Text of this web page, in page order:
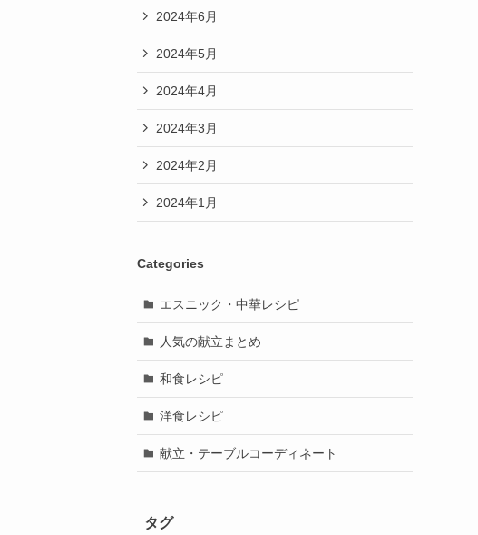
2024年6月
2024年5月
2024年4月
2024年3月
2024年2月
2024年1月
Categories
エスニック・中華レシピ
人気の献立まとめ
和食レシピ
洋食レシピ
献立・テーブルコーディネート
タグ